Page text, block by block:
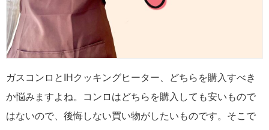
ガスコンロとIHクッキングヒーター、どちらを購入すべき
か悩みますよね。コンロはどちらを購入しても安いもので
はないので、後悔しない買い物がしたいものです。そこで